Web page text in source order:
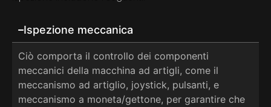
Ispezione meccanica
Ciò comporta il controllo dei componenti
meccanici della macchina ad artigli, come il
meccanismo ad artiglio, joystick, pulsanti, e
meccanismo a moneta/gettone, per garantire che